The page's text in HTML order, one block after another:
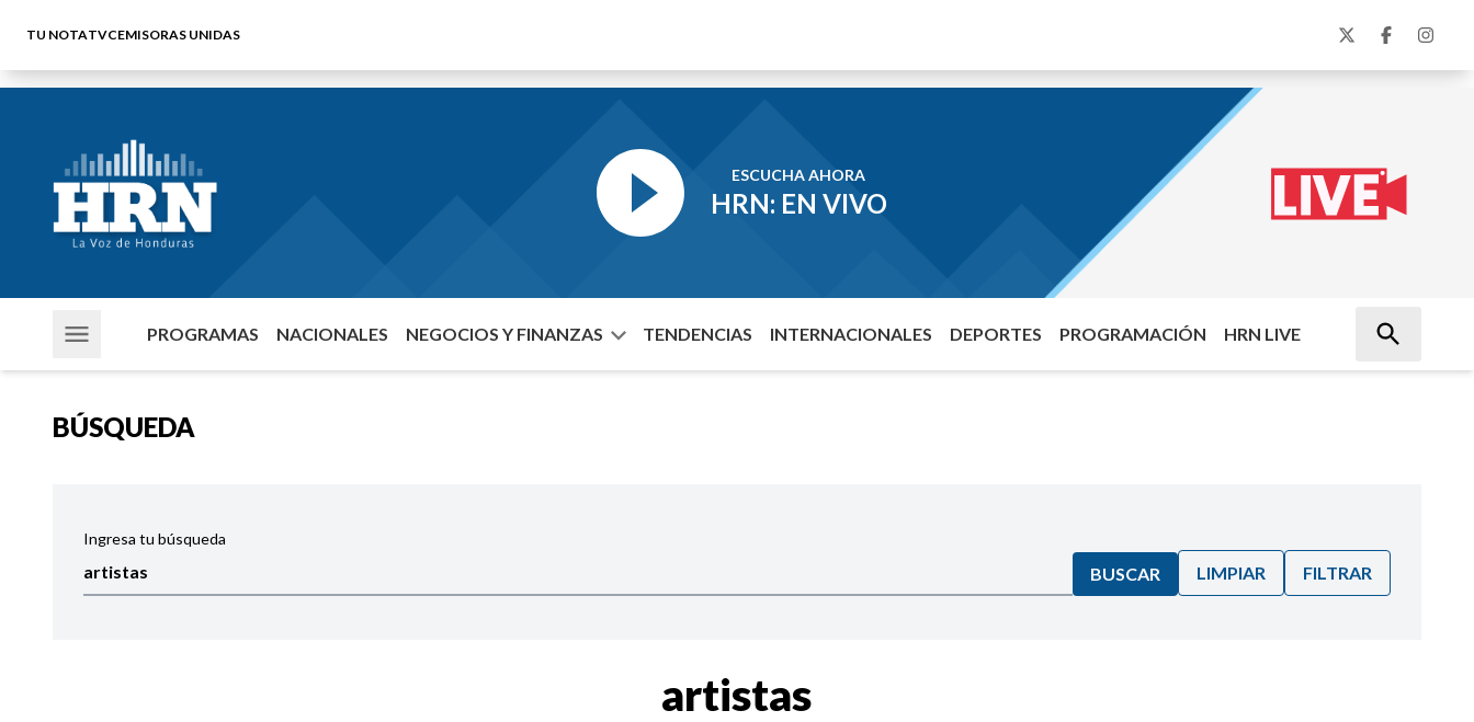
TU NOTATVCEMISORAS UNIDAS
ESCUCHA AHORA
HRN: EN VIVO
PROGRAMAS NACIONALES NEGOCIOS Y FINANZAS TENDENCIAS INTERNACIONALES DEPORTES PROGRAMACIÓN HRN LIVE
BÚSQUEDA
Ingresa tu búsqueda
BUSCAR LIMPIAR FILTRAR
artistas